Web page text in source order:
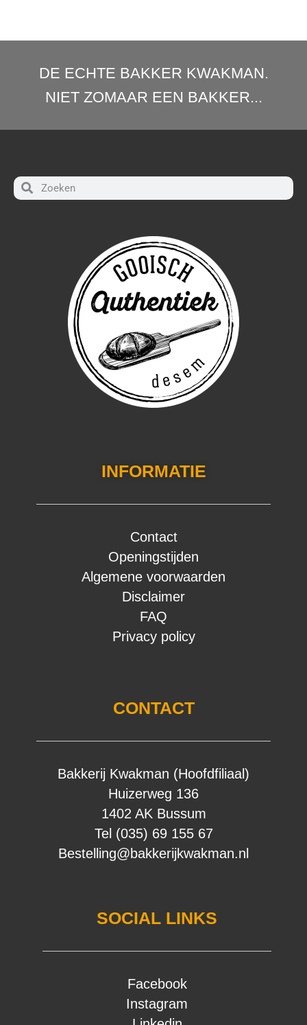
DE ECHTE BAKKER KWAKMAN.
NIET ZOMAAR EEN BAKKER...
INFORMATIE
Contact
Openingstijden
Algemene voorwaarden
Disclaimer
FAQ
Privacy policy
CONTACT
Bakkerij Kwakman (Hoofdfiliaal)
Huizerweg 136
1402 AK Bussum
Tel (035) 69 155 67
Bestelling@bakkerijkwakman.nl
SOCIAL LINKS
Facebook
Instagram